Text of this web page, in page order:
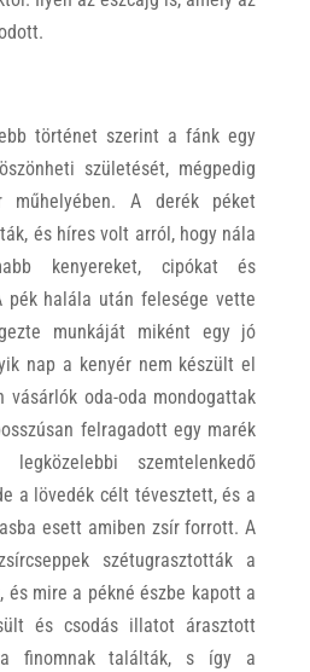
történet szerint a fánk egy
születését, mégpedig
műhelyében. A derék péket
és híres volt arról, hogy nála
kenyereket, cipókat és
pék halála után felesége vette
munkáját miként egy jó
nap a kenyér nem készült el
vásárlók oda-oda mondogattak
felragadott egy marék
szemtelenkedő
a lövedék célt tévesztett, és a
esett amiben zsír forrott. A
szétugrasztották a
mire a pékné észbe kapott a
és csodás illatot árasztott
finomnak találták, s így a